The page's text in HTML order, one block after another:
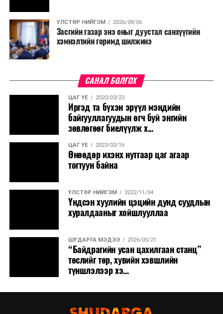
Төсвийн сахилга бат сайжирч, эдийн засгийн нөхцөл
байдал хэвийн болсон тохиолдолд эдгээр
хязгаарлалтыг үе шаттайгаар сулруулах юм.
УЛСТӨР НИЙГЭМ 2026/08/06
Засгийн газар энэ оныг дуустал санхүүгийн
хэмнэлтийн горимд шилжинэ
САНАЛ БОЛГОХ
ЦАГ ҮЕ 2020/03/23
Иргэд та бүхэн эрүүл мэндийн
байгууллагуудын өгч буй энгийн
зөвлөгөөг биелүүлж х...
ЦАГ ҮЕ 2023/02/16
Өнөөдөр ихэнх нутгаар цаг агаар
тогтуун байна
УЛСТӨР НИЙГЭМ 2022/11/04
Үндсэн хуулийн цэцийн дунд суудлын
хуралдааныг хойшлууллаа
ШУДАРГА МЭДЭЭ 2026/05/21
“Байдрагийн усан цахилгаан станц”
төслийг төр, хувийн хэвшлийн
түншлэлээр хэ...